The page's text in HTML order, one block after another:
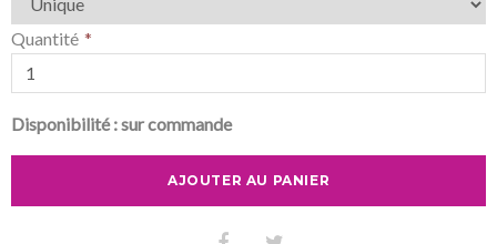
Quantité
Disponibilité :sur commande
AJOUTER AU PANIER